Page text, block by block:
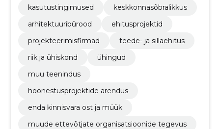
kasutustingimused
keskkonnasõbralikkus
arhitektuuribürood
ehitusprojektid
projekteerimisfirmad
teede- ja sillaehitus
riik ja ühiskond
ühingud
muu teenindus
hoonestusprojektide arendus
enda kinnisvara ost ja müük
muude ettevõtjate organisatsioonide tegevus